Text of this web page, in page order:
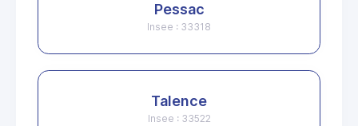
Pessac
Insee : 33318
Talence
Insee : 33522